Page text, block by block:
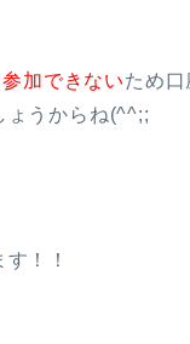
加できないため
ょうからね(^^;;
！！